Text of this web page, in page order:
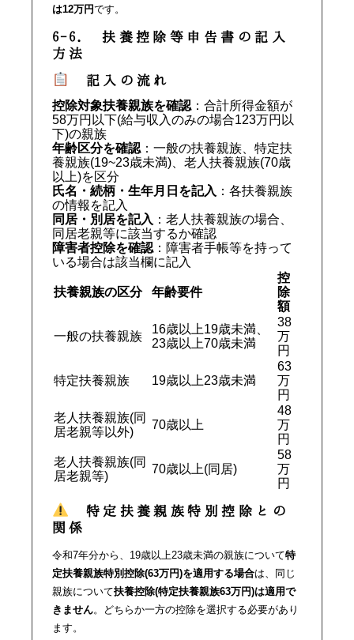
は12万円です。
6-6. 扶養控除等申告書の記入
方法
記入の流れ
控除対象扶養親族を確認 ：合計所得金額が
58万円以下(給与収入のみの場合123万円以
下)の親族
年齢区分を確認 ：一般の扶養親族、特定扶
養親族(19~23歳未満)、老人扶養親族(70歳
以上)を区分
氏名・続柄・生年月日を記入 ：各扶養親族
の情報を記入
同居・別居を記入 ：老人扶養親族の場合、
同居老親等に該当するか確認
障害者控除を確認 ：障害者手帳等を持って
いる場合は該当欄に記入
扶養親族の区分 年齢要件
控
除
額
一般の扶養親族
16歳以上19歳未満、
23歳以上70歳未満
38
万
円
特定扶養親族 19歳以上23歳未満
63
万
円
老人扶養親族(同
居老親等以外)
70歳以上
48
万
円
老人扶養親族(同
居老親等)
70歳以上(同居)
58
万
円
特定扶養親族特別控除との
関係
令和7年分から、19歳以上23歳未満の親族について特
定扶養親族特別控除(63万円)を適用する場合は、同じ
親族について扶養控除(特定扶養親族63万円)は適用で
きません。どちらか一方の控除を選択する必要があり
ます。